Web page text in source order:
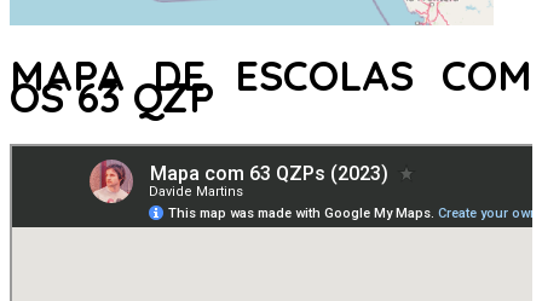
MAPA DE ESCOLAS COM
OS 63 QZP